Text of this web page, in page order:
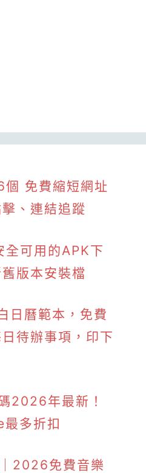
個 免費縮短網址
、連結追蹤
全可用的APK下
版本安裝檔
曆範本，免費
待辦事項，印下
2026年最新！
多折扣
2026免費音樂